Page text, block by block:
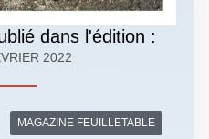
dans l'édition :
2022
MAGAZINE FEUILLETABLE